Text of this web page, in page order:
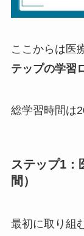
ここからは医
テップの学習
総学習時間は
ステップ1：
間）
最初に取り組